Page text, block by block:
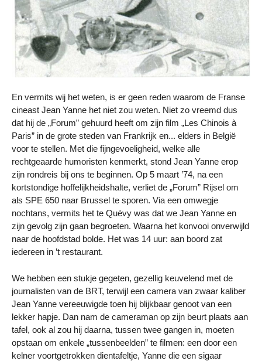
En vermits wij het weten, is er geen reden waarom de Franse
cineast Jean Yanne het niet zou weten. Niet zo vreemd dus
dat hij de „Forum” gehuurd heeft om zijn film „Les Chinois à
Paris” in de grote steden van Frankrijk en... elders in België
voor te stellen. Met die fijngevoeligheid, welke alle
rechtgeaarde humoristen kenmerkt, stond Jean Yanne erop
zijn rondreis bij ons te beginnen. Op 5 maart ’74, na een
kortstondige hoffelijkheidshalte, verliet de „Forum” Rijsel om
als SPE 650 naar Brussel te sporen. Via een omwegje
nochtans, vermits het te Quévy was dat we Jean Yanne en
zijn gevolg zijn gaan begroeten. Waarna het konvooi onverwijld
naar de hoofdstad bolde. Het was 14 uur: aan boord zat
iedereen in ’t restaurant.
We hebben een stukje gegeten, gezellig keuvelend met de
journalisten van de BRT, terwijl een camera van zwaar kaliber
Jean Yanne vereeuwigde toen hij blijkbaar genoot van een
lekker hapje. Dan nam de cameraman op zijn beurt plaats aan
tafel, ook al zou hij daarna, tussen twee gangen in, moeten
opstaan om enkele „tussenbeelden” te filmen: een door een
kelner voortgetrokken dientafeltje, Yanne die een sigaar